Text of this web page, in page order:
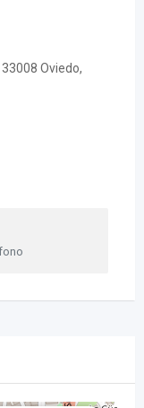
Oviedo,